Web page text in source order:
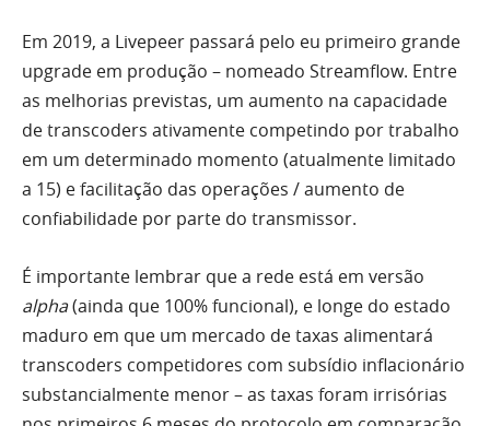
Em 2019, a Livepeer passará pelo eu primeiro grande
upgrade em produção – nomeado Streamflow. Entre
as melhorias previstas, um aumento na capacidade
de transcoders ativamente competindo por trabalho
em um determinado momento (atualmente limitado
a 15) e facilitação das operações / aumento de
confiabilidade por parte do transmissor.
É importante lembrar que a rede está em versão
alpha(ainda que 100% funcional), e longe do estado
maduro em que um mercado de taxas alimentará
transcoders competidores com subsídio inflacionário
substancialmente menor – as taxas foram irrisórias